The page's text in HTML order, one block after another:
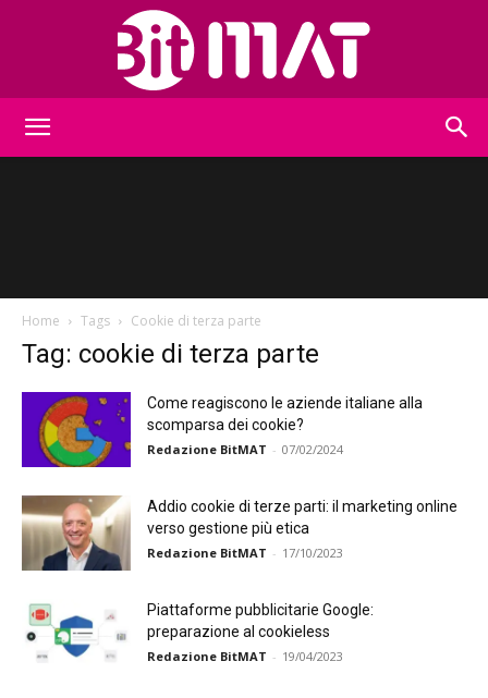
Home Tags Cookie di terza parte
Tag: cookie di terza parte
Come reagiscono le aziende italiane alla
scomparsa dei cookie?
Redazione BitMAT - 07/02/2024
Addio cookie di terze parti: il marketing online
verso gestione più etica
Redazione BitMAT - 17/10/2023
Piattaforme pubblicitarie Google:
preparazione al cookieless
Redazione BitMAT - 19/04/2023